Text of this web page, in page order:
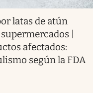
latas de atún
|
afectados:
según la FDA